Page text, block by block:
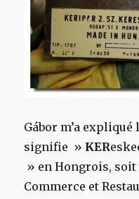
Gábor m’a
signifie » KER
» en Hongrois,
Commerce et